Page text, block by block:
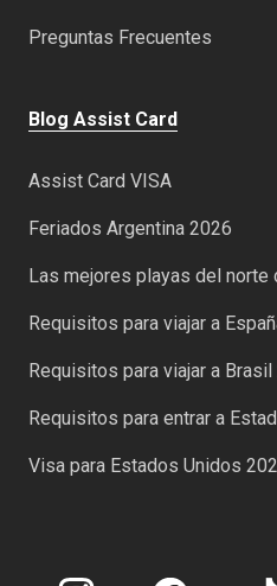
Preguntas Frecuentes
Blog Assist Card
Assist Card VISA
Feriados Argentina 2026
Las mejores playas del norte
Requisitos para viajar a
Requisitos para viajar a Brasil
Requisitos para entrar a
Visa para Estados Unidos